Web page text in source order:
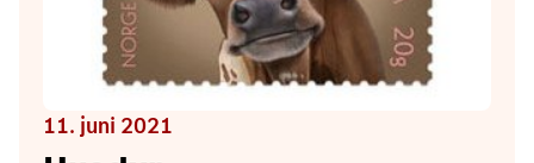
11. juni 2021